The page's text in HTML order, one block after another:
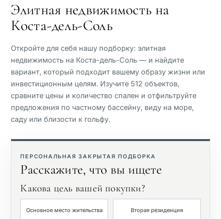
Вид на море
Панорамный вид
Вид на поле для гольфа
Частный сад
С лифтом
Первая линия гольфа
Элитная недвижимость на
Коста-дель-Соль
Откройте для себя нашу подборку: элитная
недвижимость на Коста-дель-Соль — и найдите
вариант, который подходит вашему образу жизни или
инвестиционным целям. Изучите 512 объектов,
сравните цены и количество спален и отфильтруйте
предложения по частному бассейну, виду на море,
саду или близости к гольфу.
ПЕРСОНАЛЬНАЯ ЗАКРЫТАЯ ПОДБОРКА
Расскажите, что вы ищете
Какова цель вашей покупки?
Основное место жительства Вторая резиденция